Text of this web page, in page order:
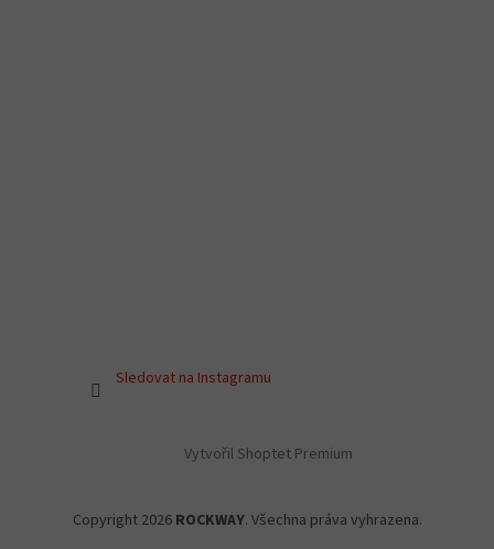
Sledovat na Instagramu
Vytvořil Shoptet Premium
Copyright 2026 ROCKWAY. Všechna práva vyhrazena.